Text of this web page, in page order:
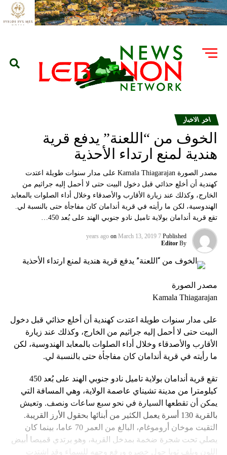
اخر الاخبار
الخوف من “اللعنة” يدفع قرية
هندية لمنع ارتداء الأحذية
مصدر الصورة Kamala Thiagarajan على مدار سنوات طويلة اعتدت
كهندية أن أخلع حذائي قبل دخول البيت حتى لا أحمل إليه جراثيم من
الخارج، وكذلك عند زيارة الأقارب والأصدقاء وخلال أداء الصلوات بالمعابد
الهندوسية، لكن ما رأيته في قرية أندامان كان مفاجأة حتى بالنسبة لي.
تقع قرية أندامان بولاية تاميل نادو جنوبي الهند على بُعد 450…
Published
7 years ago
on March 13, 2019
By
Editor
مصدر الصورة
Kamala Thiagarajan
على مدار سنوات طويلة اعتدت كهندية أن أخلع حذائي قبل دخول
البيت حتى لا أحمل إليه جراثيم من الخارج، وكذلك عند زيارة
الأقارب والأصدقاء وخلال أداء الصلوات بالمعابد الهندوسية، لكن
ما رأيته في قرية أندامان كان مفاجأة حتى بالنسبة لي.
تقع قرية أندامان بولاية تاميل نادو جنوبي الهند على بُعد 450
كيلومترا من مدينة تشيناي عاصمة الولاية، وهي المسافة التي
يمكن أن تقطعها السيارة في نحو سبع ساعات ونصف. وتعيش
بالقرية 130 أسرة يعمل الكثير من أبنائها بحقول الأرز القريبة.
التقيت موخان أروموغام، البالغ من العمر 70 عاما، بينما كان
يصلي تحت شجرة ضخمة بمدخل القرية، وهو يرتدي قميصا أبيض